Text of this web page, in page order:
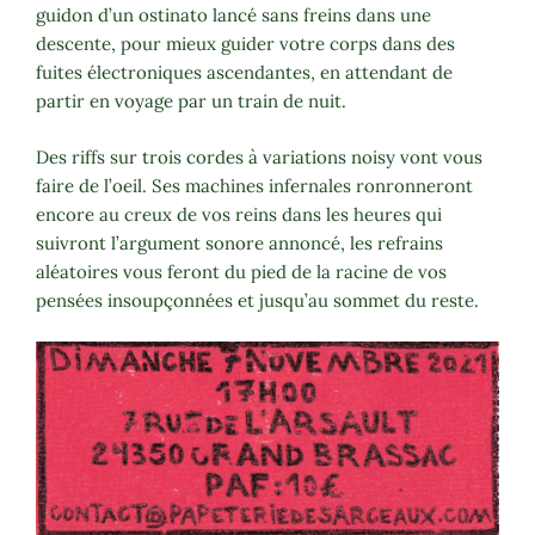
guidon d’un ostinato lancé sans freins dans une
descente, pour mieux guider votre corps dans des
fuites électroniques ascendantes, en attendant de
partir en voyage par un train de nuit.
Des riffs sur trois cordes à variations noisy vont vous
faire de l’oeil. Ses machines infernales ronronneront
encore au creux de vos reins dans les heures qui
suivront l’argument sonore annoncé, les refrains
aléatoires vous feront du pied de la racine de vos
pensées insoupçonnées et jusqu’au sommet du reste.